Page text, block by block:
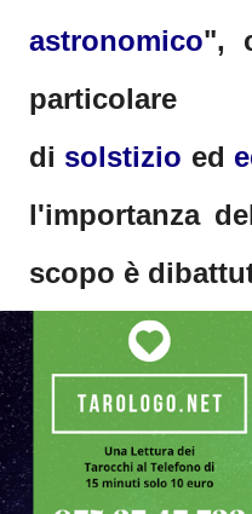
astronomico",
di solstizio ed
l'importanza
scopo è